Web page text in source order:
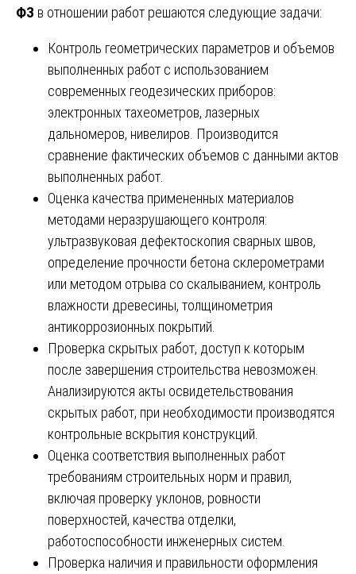
ФЗ в отношении работ решаются следующие задачи:
Контроль геометрических параметров и объемов
выполненных работ с использованием
современных геодезических приборов:
электронных тахеометров, лазерных
дальномеров, нивелиров. Производится
сравнение фактических объемов с данными актов
выполненных работ.
Оценка качества примененных материалов
методами неразрушающего контроля:
ультразвуковая дефектоскопия сварных швов,
определение прочности бетона склерометрами
или методом отрыва со скалыванием, контроль
влажности древесины, толщинометрия
антикоррозионных покрытий.
Проверка скрытых работ, доступ к которым
после завершения строительства невозможен.
Анализируются акты освидетельствования
скрытых работ, при необходимости производятся
контрольные вскрытия конструкций.
Оценка соответствия выполненных работ
требованиям строительных норм и правил,
включая проверку уклонов, ровности
поверхностей, качества отделки,
работоспособности инженерных систем.
Проверка наличия и правильности оформления